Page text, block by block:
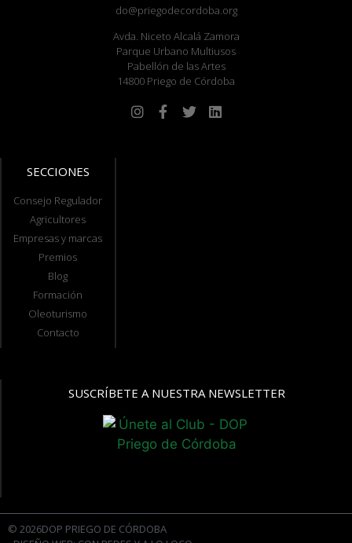
do@priegodecordoba.org
Avda. Niceto Alcalá Zamora
Parque Urbano Multiusos
Pabellón de las Artes
14800 Priego de Córdoba
SECCIONES
Consejo Regulador
Agricultores
Empresas y marcas
Premios
Blog
Formación
Oleoturismo
Contacto
SUSCRÍBETE A NUESTRA NEWSLETTER
© 2026DOP PRIEGO DE CÓRDOBA